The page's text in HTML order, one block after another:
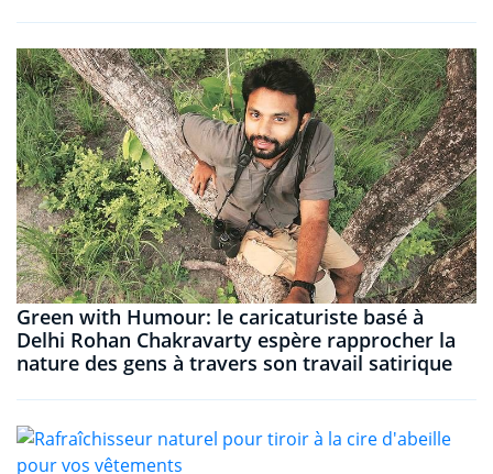
Green with Humour: le caricaturiste basé à
Delhi Rohan Chakravarty espère rapprocher la
nature des gens à travers son travail satirique